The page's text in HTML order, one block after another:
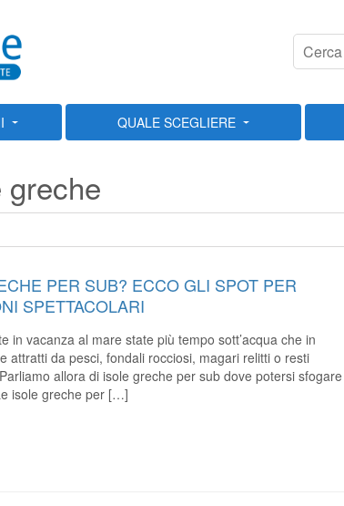
QUALE SCEGLIERE
PER SUB? ECCO GLI SPOT PER
SPETTACOLARI
in vacanza al mare state più tempo sott’acqua che in
attratti da pesci, fondali rocciosi, magari relitti o resti
allora di isole greche per sub dove potersi sfogare
isole greche per […]